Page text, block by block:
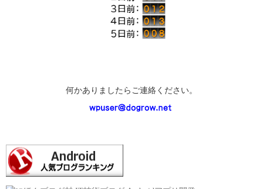
何かありましたらご連絡ください。